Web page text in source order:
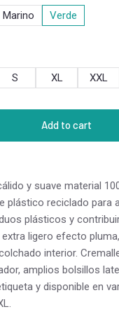
Marino Verde
S XL XXL
Add to cart
y suave material
plástico reciclado para
plásticos y
extra ligero efecto
interior.
amplios bolsillos
y disponible en